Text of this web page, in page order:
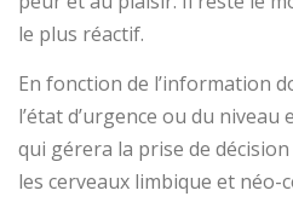
le plus réactif.
En fonction de l’information
l’état d’urgence ou du niveau
qui gérera la prise de
les cerveaux limbique et néo-